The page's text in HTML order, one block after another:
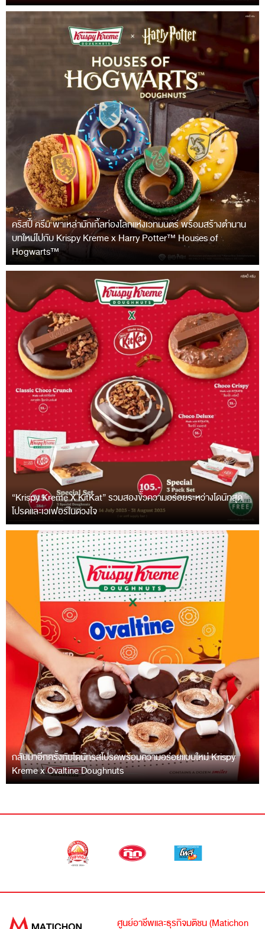
คริสปี้ ครีม พาเหล่ามักเกิ้ลท่องโลกแห่งเวทมนตร์ พร้อมสร้างตำนาน
บทใหม่ไปกับ Krispy Kreme x Harry Potter™ Houses of
Hogwarts™
“Krispy Kreme X KitKat” รวมสองขั้วความอร่อยระหว่างโดนัทสุด
โปรดและเวเฟอร์ในดวงใจ
กลับมาอีกครั้งกับโดนัทรสโปรดพร้อมความอร่อยแบบใหม่ Krispy
Kreme x Ovaltine Doughnuts
ศูนย์อาชีพและธุรกิจมติชน (Matichon